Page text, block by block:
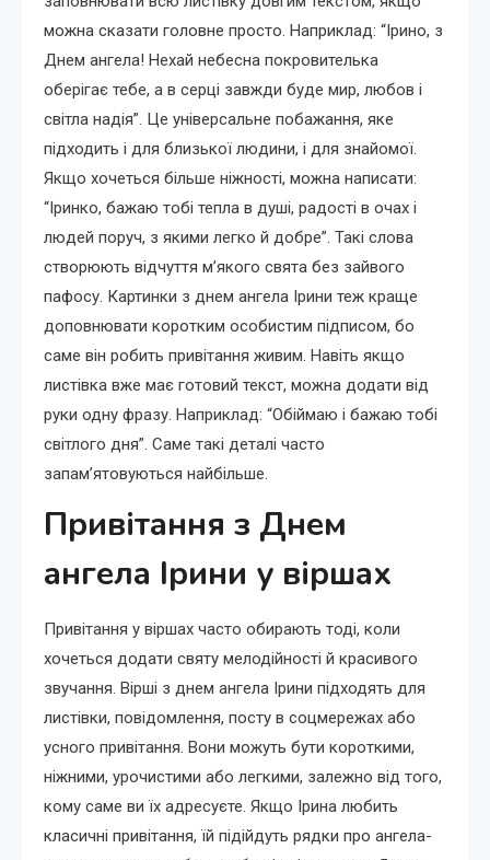
можна сказати головне просто. Наприклад: “Ірино, з
Днем ангела! Нехай небесна покровителька
оберігає тебе, а в серці завжди буде мир, любов і
світла надія”. Це універсальне побажання, яке
підходить і для близької людини, і для знайомої.
Якщо хочеться більше ніжності, можна написати:
“Іринко, бажаю тобі тепла в душі, радості в очах і
людей поруч, з якими легко й добре”. Такі слова
створюють відчуття м’якого свята без зайвого
пафосу. Картинки з днем ангела Ірини теж краще
доповнювати коротким особистим підписом, бо
саме він робить привітання живим. Навіть якщо
листівка вже має готовий текст, можна додати від
руки одну фразу. Наприклад: “Обіймаю і бажаю тобі
світлого дня”. Саме такі деталі часто
запам’ятовуються найбільше.
Привітання з Днем
ангела Ірини у віршах
Привітання у віршах часто обирають тоді, коли
хочеться додати святу мелодійності й красивого
звучання. Вірші з днем ангела Ірини підходять для
листівки, повідомлення, посту в соцмережах або
усного привітання. Вони можуть бути короткими,
ніжними, урочистими або легкими, залежно від того,
кому саме ви їх адресуєте. Якщо Ірина любить
класичні привітання, їй підійдуть рядки про ангела-